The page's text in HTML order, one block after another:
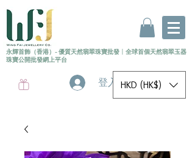
永輝首飾（香港）- 優質天然翡翠珠寶批發 〡 全球首個天然翡翠玉器
珠寶公開批發網上平台
登入 HKD (HK$)